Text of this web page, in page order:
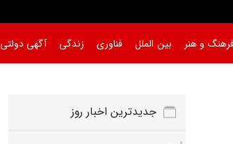
و هنر بین الملل فناوری زندگی آگهی دولتی
جدیدترین اخبار روز